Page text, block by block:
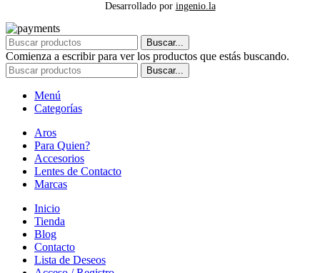
Desarrollado por ingenio.la
Buscar...
Comienza a escribir para ver los productos que estás buscando.
Buscar...
Menú
Categorías
Aros
Para Quien?
Accesorios
Lentes de Contacto
Marcas
Inicio
Tienda
Blog
Contacto
Lista de Deseos